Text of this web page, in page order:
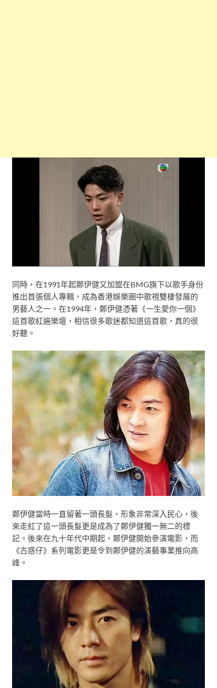
同時，在1991年起鄭伊健又加盟在BMG旗下以歌手身份
推出首張個人專輯，成為香港娛樂圈中歌視雙棲發展的
男藝人之一。在1994年，鄭伊健憑著《一生愛你一個》
這首歌紅遍樂壇，相信很多歌迷都知道這首歌，真的很
好聽。
鄭伊健當時一直留著一頭長髮，形象非常深入民心，後
來走紅了這一頭長髮更是成為了鄭伊健獨一無二的標
記。後來在九十年代中期起，鄭伊健開始參演電影，而
《古惑仔》系列電影更是令到鄭伊健的演藝事業推向高
峰。